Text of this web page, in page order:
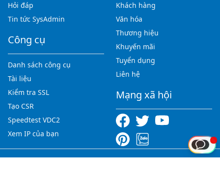
Hỏi đáp
Tin tức SysAdmin
Công cụ
Danh sách công cụ
Tài liệu
Kiểm tra SSL
Tạo CSR
Speedtest VDC2
Xem IP của bạn
Khách hàng
Văn hóa
Thương hiệu
Khuyến mãi
Tuyển dụng
Liên hệ
Mạng xã hội